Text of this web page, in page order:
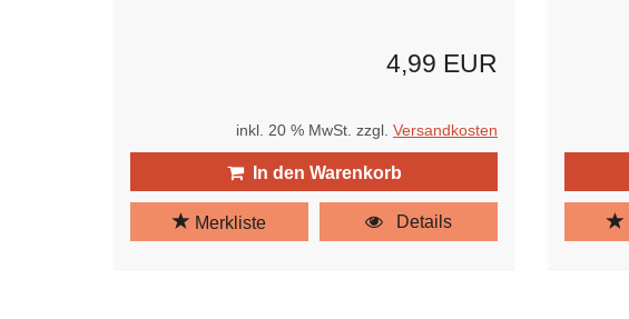
4,99 EUR
inkl. 20 % MwSt. zzgl. Versandkosten
In den Warenkorb
Merkliste Details